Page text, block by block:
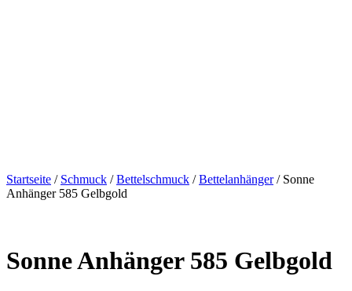
Startseite / Schmuck /Bettelschmuck /Bettelanhänger/ Sonne
Anhänger 585 Gelbgold
Sonne Anhänger 585 Gelbgold